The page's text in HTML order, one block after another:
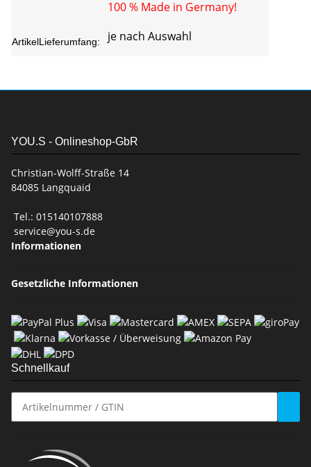
100 % Made in Germany!
ArtikelLieferumfang: je nach Auswahl
YOU.S - Onlineshop-GbR
Christian-Wolff-Straße 14
84085 Langquaid
Tel.: 015140107888
service@you-s.de
Informationen
Gesetzliche Informationen
Schnellkauf